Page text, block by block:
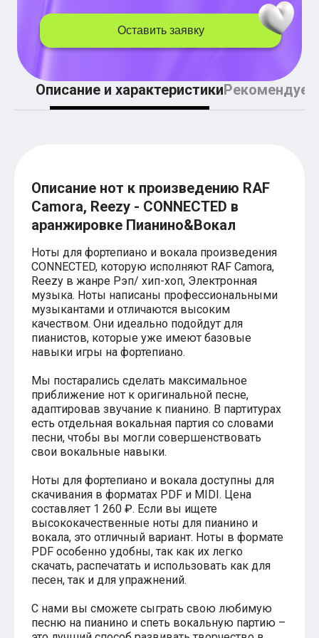
Легкие аккорды (простые песни)
Аккорды со словами (вокал)
BEARWOLF
Мари Краймбрери
Комната культуры
XOLIDAYBOY
Пицца
Анжелика Варум
Алексей Чумаков
Леонид Агутин
Саундтрек
Тематические
Из фильмов
Аватар: Путь воды
Титаник
Гарри Поттер
Хатико
Реквием по мечте
Пираты Карибского моря
Сумерки
Величайший шоумен
Звездные войны
Ла ла Ленд
Ромео и Джульетта (1968)
Бумер
Аладдин (2019)
Брат-2
Властелин колец: Братство Кольца
Гордость и предубеждение
Классическая музыка
Времена года - Вивальди
Времена года - Чайковский
Сонаты Бетховена
Ноты для вальса
Из мультфильмов
Король лев
Холодное сердце
Оставить заявку
Описание и характеристикиРекомендуем
Описание нот к произведению RAF
Camora, Reezy - CONNECTED в
аранжировке Пианино&Вокал
Ноты для фортепиано и вокала произведения
CONNECTED, которую исполняют RAF Camora,
Reezy в жанре Рэп/ хип-хоп, Электронная
музыка. Ноты написаны профессиональными
музыкантами и отличаются высоким
качеством. Они идеально подойдут для
пианистов, которые уже имеют базовые
навыки игры на фортепиано.
Мы постарались сделать максимальное
приближение нот к оригинальной песне,
адаптировав звучание к пианино. В партитурах
есть отдельная вокальная партия со словами
песни, чтобы вы могли совершенствовать
свои вокальные навыки.
Ноты для фортепиано и вокала доступны для
скачивания в форматах PDF и MIDI. Цена
составляет 1 260 ₽. Если вы ищете
высококачественные ноты для пианино и
вокала, это отличный вариант. Ноты в формате
PDF особенно удобны, так как их легко
скачать, распечатать и использовать как для
песен, так и для упражнений.
С нами вы сможете сыграть свою любимую
песню на пианино и спеть вокальную партию –